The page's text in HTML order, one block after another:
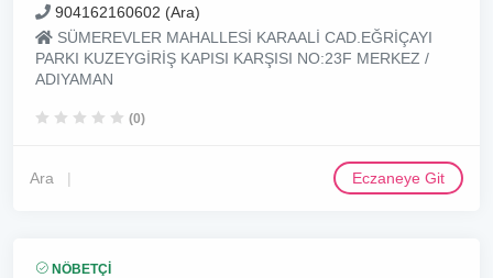
904162160602 (Ara)
SÜMEREVLER MAHALLESİ KARAALİ CAD.EĞRİÇAYI
PARKI KUZEYGİRİŞ KAPISI KARŞISI NO:23F MERKEZ /
ADIYAMAN
(0)
Ara Eczaneye Git
NÖBETÇI